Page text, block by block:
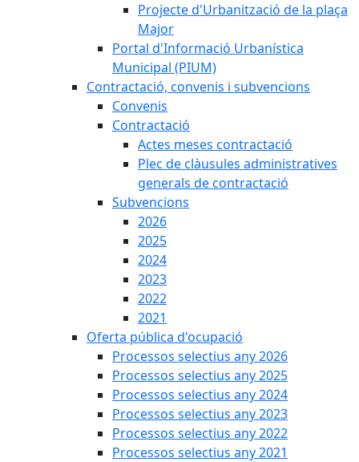
Projecte d'Urbanització de la plaça
Major
Portal d'Informació Urbanística
Municipal (PIUM)
Contractació, convenis i subvencions
Convenis
Contractació
Actes meses contractació
Plec de clàusules administratives
generals de contractació
Subvencions
2026
2025
2024
2023
2022
2021
Oferta pública d'ocupació
Processos selectius any 2026
Processos selectius any 2025
Processos selectius any 2024
Processos selectius any 2023
Processos selectius any 2022
Processos selectius any 2021